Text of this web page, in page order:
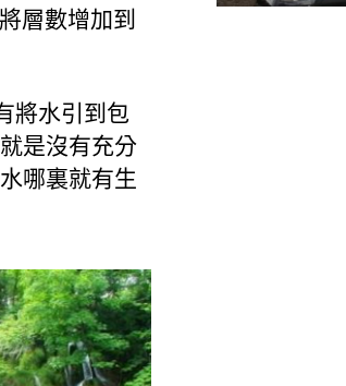
層數增加到
將水引到包
是沒有充分
哪裏就有生